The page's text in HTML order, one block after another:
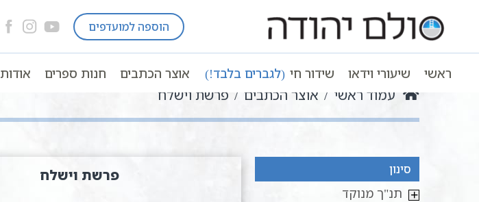
הוספה למועדפים
ראשי שיעורי וידאו שידור חי (לגברים בלבד!) אוצר הכתבים חנות ספרים אודות
עמוד ראשי אוצר הכתבים פרשת וישלח
פרשת וישלח סינון
תנ"ך מנוקד